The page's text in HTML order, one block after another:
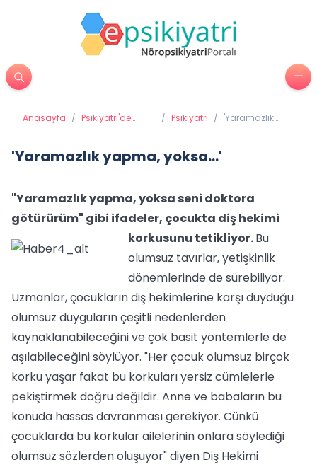
Anasayfa / Psikiyatri'de
/ Psikiyatri / 'Yaramazlık
'Yaramazlık yapma, yoksa...'
"Yaramazlık yapma, yoksa seni doktora
götürürüm" gibi ifadeler, çocukta diş hekimi
korkusunu tetikliyor.Bu
olumsuz tavırlar, yetişkinlik
dönemlerinde de sürebiliyor.
Uzmanlar, çocukların diş hekimlerine karşı duyduğu
olumsuz duyguların çeşitli nedenlerden
kaynaklanabileceğini ve çok basit yöntemlerle de
aşılabileceğini söylüyor. "Her çocuk olumsuz birçok
korku yaşar fakat bu korkuları yersiz cümlelerle
pekiştirmek doğru değildir. Anne ve babaların bu
konuda hassas davranması gerekiyor. Cünkü
çocuklarda bu korkular ailelerinin onlara söylediği
olumsuz sözlerden oluşuyor" diyen Diş Hekimi